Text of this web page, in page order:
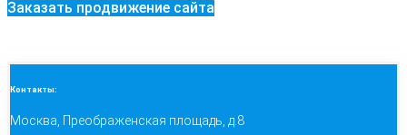
Заказать продвижение сайта
Контакты:
Москва, Преображенская площадь, д.8